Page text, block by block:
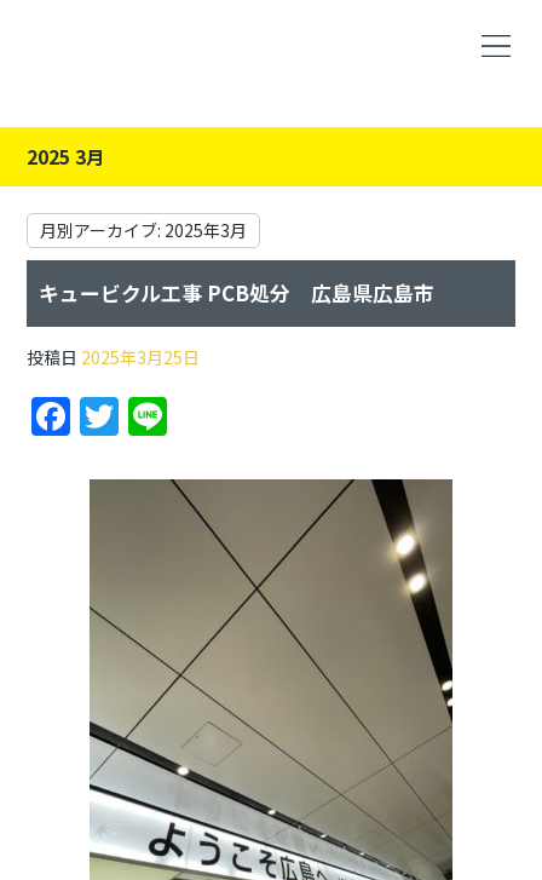
2025 3月
月別アーカイブ: 2025年3月
キュービクル工事 PCB処分 広島県広島市
投稿日 2025年3月25日
F
a
c
o
T
w
itte